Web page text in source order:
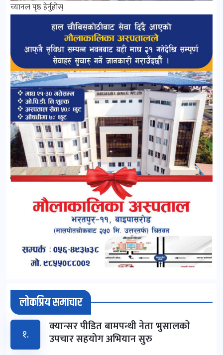
च्यानल पृष्ठ हेर्नुहोस्
लोकप्रिय समाचार
१. क्यान्सर पीडित बामपन्थी नेता भुसालकाे
उपचार सहयोग अभियान सुरु